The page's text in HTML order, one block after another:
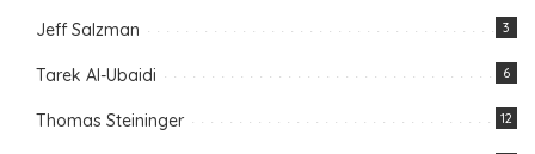
Jeff Salzman 3
Tarek Al-Ubaidi 6
Thomas Steininger 12